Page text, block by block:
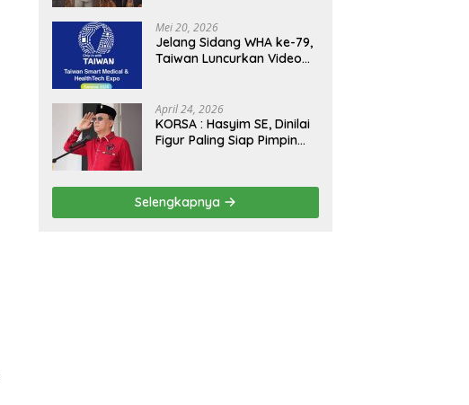
SMSI Sukseskan Jaga
Desa dan Jaga Dapur
MBG, Perkuat Pengawasan
Mei 20, 2026
Jelang Sidang WHA ke-79,
Taiwan Luncurkan Video
Inovasi Kesehatan Global
April 24, 2026
KORSA : Hasyim SE, Dinilai
Figur Paling Siap Pimpin
Selengkapnya